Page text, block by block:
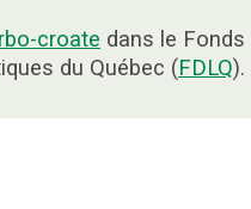
croate dans le Fonds
du Québec (FDLQ).